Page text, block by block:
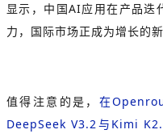
显示，中国AI应用在产品迭
力，国际市场正成为增长的新
值得注意的是， 在
DeepSeek V3.2与Kimi